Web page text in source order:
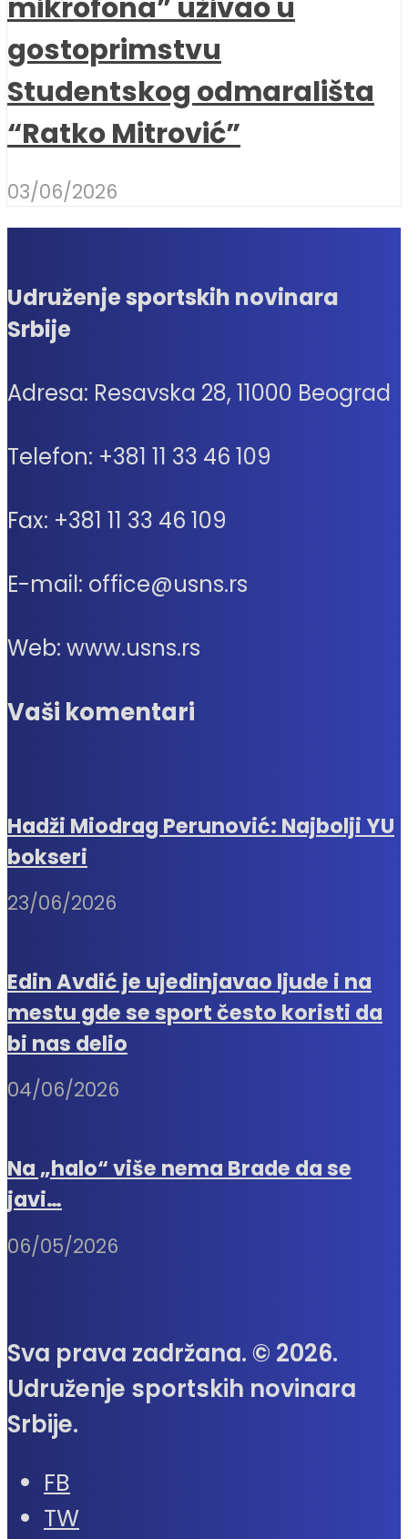
gostoprimstvu
Studentskog odmarališta
“Ratko Mitrović”
03/06/2026
Udruženje sportskih novinara
Srbije
Adresa: Resavska 28, 11000 Beograd
Telefon: +381 11 33 46 109
Fax: +381 11 33 46 109
E-mail: office@usns.rs
Web: www.usns.rs
Vaši komentari
Hadži Miodrag Perunović: Najbolji YU
bokseri
23/06/2026
Edin Avdić je ujedinjavao ljude i na
mestu gde se sport često koristi da
bi nas delio
04/06/2026
Na „halo“ više nema Brade da se
javi…
06/05/2026
Sva prava zadržana. © 2026.
Udruženje sportskih novinara
Srbije.
FB
TW